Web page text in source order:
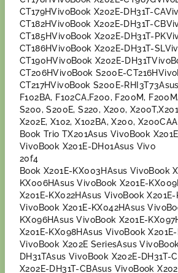
CT179HVivoBook X202E-DH31T-
CT182HVivoBook X202E-DH31T-
CT185HVivoBook X202E-DH31T-
CT186HVivoBook X202E-DH31T-
CT190HVivoBook X202E-
CT206HVivoBook S200E-
CT217HVivoBook S200E-
F102BA, F102CA,F200, F200M,
S200, S200E, S220, X200,
X202E, X102, X102BA, X200,
Book Trio TX201Asus VivoBook
VivoBook X201E-DH01Asus Vivo
20f4
Book X201E-KX003HAsus VivoBook
KX006HAsus VivoBook X201E-
X201E-KX022HAsus VivoBook
VivoBook X201E-KX042HAsus
KX096HAsus VivoBook X201E-
X201E-KX098HAsus VivoBook
VivoBook X202E SeriesAsus
DH31TAsus VivoBook X202E-DH31T-
X202E-DH31T-CBAsus VivoBook